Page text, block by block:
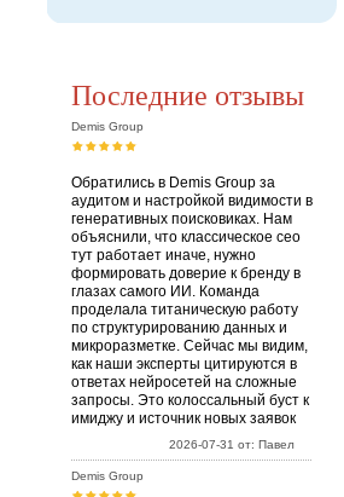
Последние отзывы
Demis Group
Обратились в Demis Group за
аудитом и настройкой видимости в
генеративных поисковиках. Нам
объяснили, что классическое сео
тут работает иначе, нужно
формировать доверие к бренду в
глазах самого ИИ. Команда
проделала титаническую работу
по структурированию данных и
микроразметке. Сейчас мы видим,
как наши эксперты цитируются в
ответах нейросетей на сложные
запросы. Это колоссальный буст к
имиджу и источник новых заявок
2026-07-31 от: Павел
Demis Group